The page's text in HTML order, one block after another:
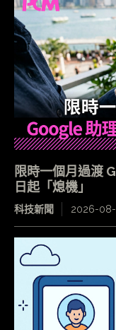
限時一個月過渡
日起「熄機」
科技新聞 2026-